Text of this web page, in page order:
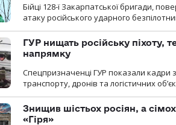
Бійці 128-ї Закарпатської бригади,
атаку російського ударного
ГУР нищать російську піхоту,
напрямку
Спецпризначенці ГУР показали кадри
транспорту, дронів та логістичних
Знищив шістьох росіян, а
«Гіря»